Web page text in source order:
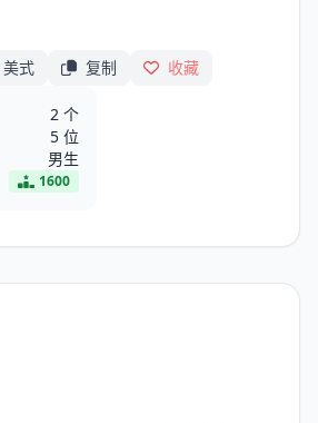
美式 复制 收藏
2 个
5 位
男生
1600